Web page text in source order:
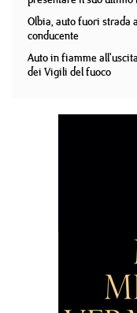
Olbia, auto fuori strada
conducente
Auto in fiamme
dei Vigili del fuoco